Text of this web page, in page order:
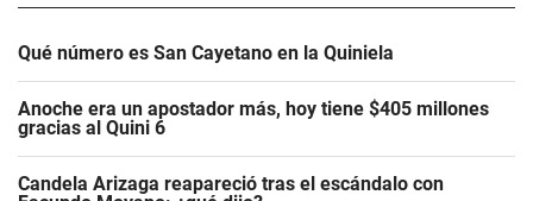
Qué número es San Cayetano en la Quiniela
Anoche era un apostador más, hoy tiene $405 millones
gracias al Quini 6
Candela Arizaga reapareció tras el escándalo con